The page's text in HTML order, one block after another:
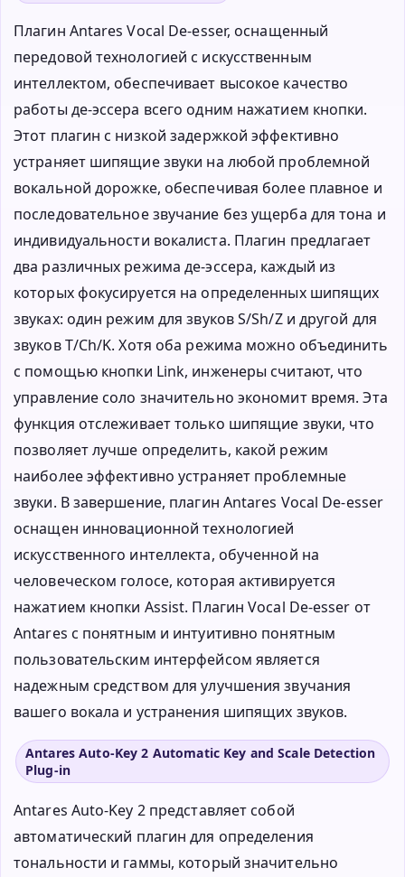
Плагин Antares Vocal De-esser, оснащенный
передовой технологией с искусственным
интеллектом, обеспечивает высокое качество
работы де-эссера всего одним нажатием кнопки.
Этот плагин с низкой задержкой эффективно
устраняет шипящие звуки на любой проблемной
вокальной дорожке, обеспечивая более плавное и
последовательное звучание без ущерба для тона и
индивидуальности вокалиста. Плагин предлагает
два различных режима де-эссера, каждый из
которых фокусируется на определенных шипящих
звуках: один режим для звуков S/Sh/Z и другой для
звуков T/Ch/K. Хотя оба режима можно объединить
с помощью кнопки Link, инженеры считают, что
управление соло значительно экономит время. Эта
функция отслеживает только шипящие звуки, что
позволяет лучше определить, какой режим
наиболее эффективно устраняет проблемные
звуки. В завершение, плагин Antares Vocal De-esser
оснащен инновационной технологией
искусственного интеллекта, обученной на
человеческом голосе, которая активируется
нажатием кнопки Assist. Плагин Vocal De-esser от
Antares с понятным и интуитивно понятным
пользовательским интерфейсом является
надежным средством для улучшения звучания
вашего вокала и устранения шипящих звуков.
Antares Auto-Key 2 Automatic Key and Scale Detection
Plug-in
Antares Auto-Key 2 представляет собой
автоматический плагин для определения
тональности и гаммы, который значительно